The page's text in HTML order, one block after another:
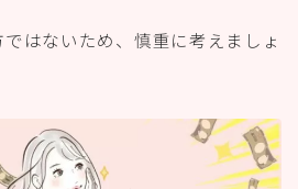
はないため、慎重に考えましょ